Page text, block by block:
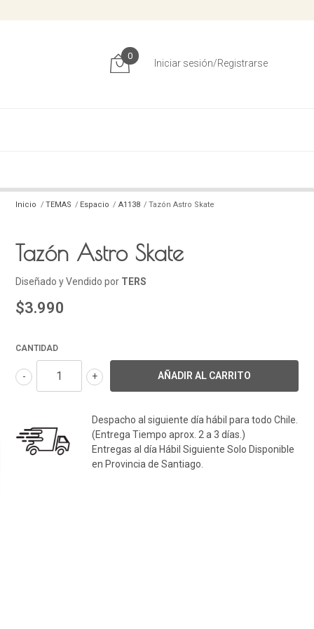
0
Iniciar sesión/Registrarse
Inicio TEMAS Espacio A1138 Tazón Astro Skate
Tazón Astro Skate
Diseñado y Vendido por TERS
$3.990
CANTIDAD
+
-
Despacho al siguiente día hábil para todo Chile.
(Entrega Tiempo aprox. 2 a 3 días.)
Entregas al día Hábil Siguiente Solo Disponible
en Provincia de Santiago.